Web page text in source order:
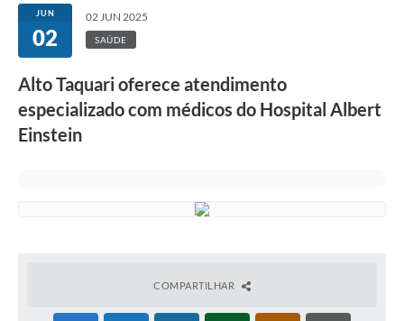
JUN
02
02 JUN 2025
SAÚDE
Alto Taquari oferece atendimento
especializado com médicos do Hospital Albert
Einstein
COMPARTILHAR